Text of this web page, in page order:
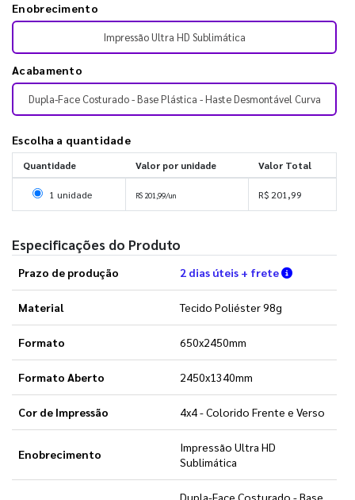
Enobrecimento
Impressão Ultra HD Sublimática
Acabamento
Dupla-Face Costurado - Base Plástica - Haste Desmontável Curva
Escolha a quantidade
Quantidade Valor por unidade Valor Total
Selecionar 1 unidade
1 unidade R$ 201,99/un R$ 201,99
Especificações do Produto
Prazo de produção 2 dias úteis + frete Verifique
Material Tecido Poliéster 98g
Formato 650x2450mm
Formato Aberto 2450x1340mm
Cor de Impressão 4x4 - Colorido Frente e Verso
Enobrecimento
Impressão Ultra HD
Sublimática
Dupla-Face Costurado - Base